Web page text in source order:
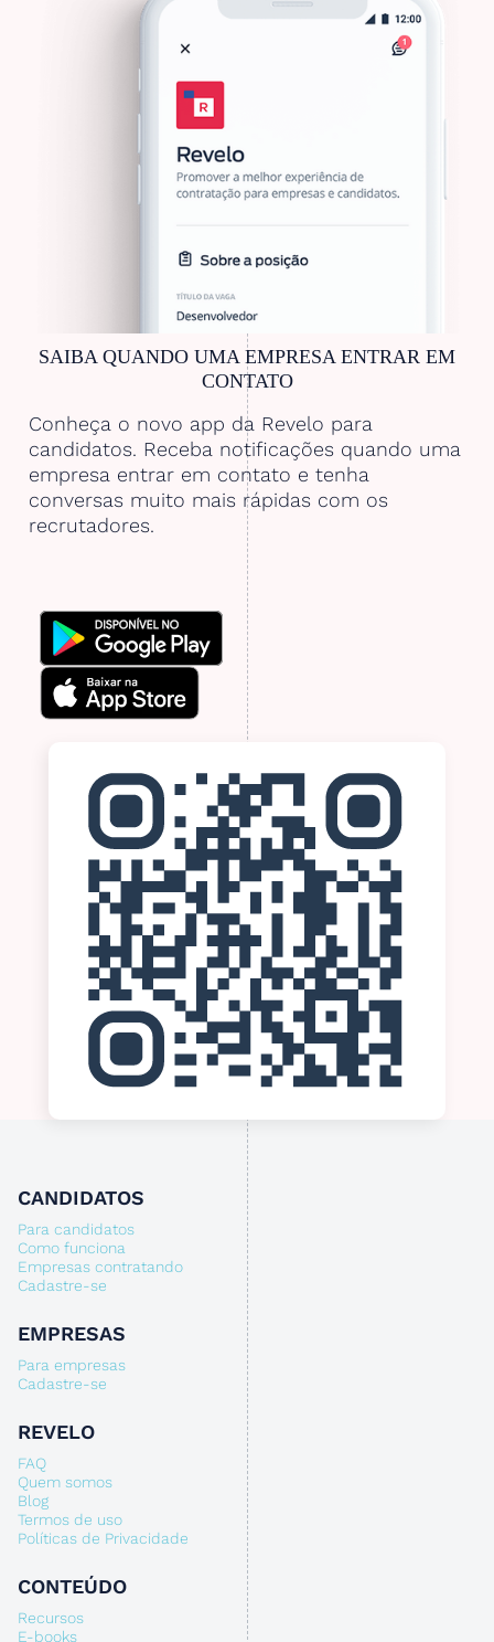
SAIBA QUANDO UMA EMPRESA ENTRAR EM
CONTATO
Conheça o novo app da Revelo para
candidatos. Receba notificações quando uma
empresa entrar em contato e tenha
conversas muito mais rápidas com os
recrutadores.
CANDIDATOS
Para candidatos
Como funciona
Empresas contratando
Cadastre-se
EMPRESAS
Para empresas
Cadastre-se
REVELO
FAQ
Quem somos
Blog
Termos de uso
Políticas de Privacidade
CONTEÚDO
Recursos
E-books